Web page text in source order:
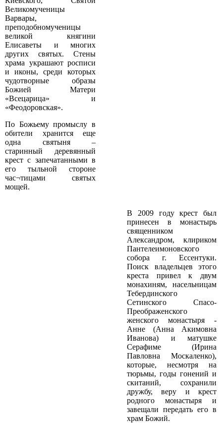
Великомученицы
Варвары,
преподобномученицы
великой княгини
Елисаветы и многих
других святых. Стены
храма украшают росписи
и иконы, среди которых
чудотворные образы
Божией Матери
«Всецарица» и
«Феодоровская».
По Божьему промыслу в
обители хранится еще
одна святыня –
старинный деревянный
крест с запечатанными в
его тыльной стороне
час¬тицами святых
мощей.
В 2009 году крест был
принесен в монастырь
священником
Александром, клириком
Пантелеимоновского
собора г. Ессентуки.
Поиск владельцев этого
креста привел к двум
монахиням, насельницам
Тебердинского
Сетинского Спасо­
Преображенского
женского монастыря ­
Анне (Анна Акимовна
Иванова) и матушке
Серафиме (Ирина
Павловна Москаленко),
которые, несмотря на
тюрьмы, годы гонений и
скитаний, сохранили
дружбу, веру и крест
родного монастыря и
завещали передать его в
храм Божий.